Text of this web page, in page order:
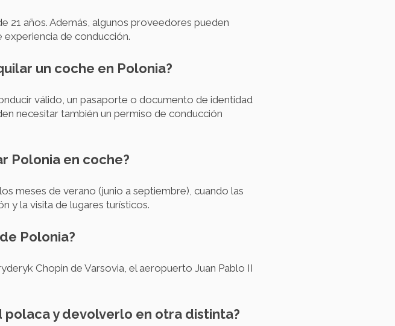
21 años. Además, algunos proveedores pueden
de conducción.
un coche en Polonia?
válido, un pasaporte o documento de identidad
necesitar también un permiso de conducción
Polonia en coche?
meses de verano (junio a septiembre), cuando las
y la visita de lugares turísticos.
Polonia?
Chopin de Varsovia, el aeropuerto Juan Pablo II
polaca y devolverlo en otra distinta?